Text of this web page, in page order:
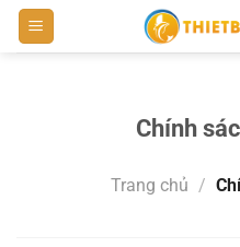
Bỏ
qua
Chính
Trang chủ /